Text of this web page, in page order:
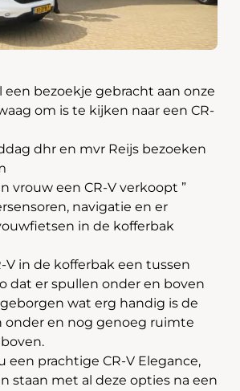
een bezoekje gebracht aan onze
om is te kijken naar een CR-
dhr en mvr Reijs bezoeken
vrouw een CR-V verkoopt ”
navigatie en er
in de kofferbak
V in de kofferbak een tussen
dat er spullen onder en boven
wat erg handig is de
en nog genoeg ruimte
een prachtige CR-V Elegance,
staan met al deze opties na een